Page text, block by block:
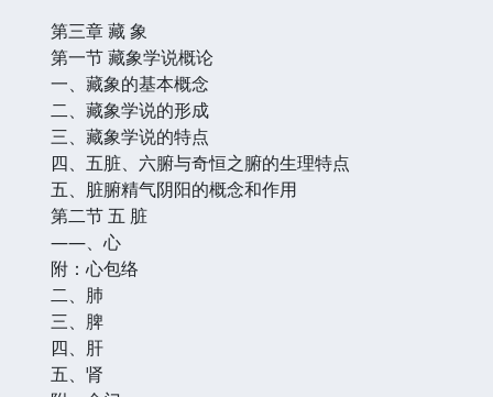
第三章 藏 象
第一节 藏象学说概论
一、藏象的基本概念
二、藏象学说的形成
三、藏象学说的特点
四、五脏、六腑与奇恒之腑的生理特点
五、脏腑精气阴阳的概念和作用
第二节 五 脏
——、心
附：心包络
二、肺
三、脾
四、肝
五、肾